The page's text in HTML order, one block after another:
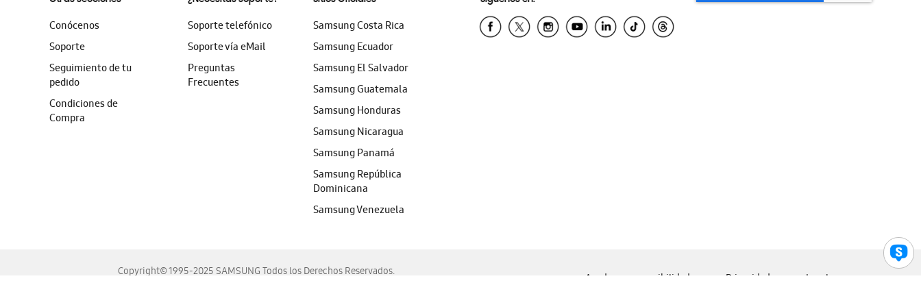
Conócenos
Soporte
Seguimiento de tu
pedido
Condiciones de
Compra
Soporte telefónico
Soporte vía eMail
Preguntas
Frecuentes
Samsung Costa Rica
Samsung Ecuador
Samsung El Salvador
Samsung Guatemala
Samsung Honduras
Samsung Nicaragua
Samsung Panamá
Samsung República
Dominicana
Samsung Venezuela
Copyright© 1995-2025 SAMSUNG Todos los Derechos Reservados.
Ayuda para accesibilidad Privacidad Legal